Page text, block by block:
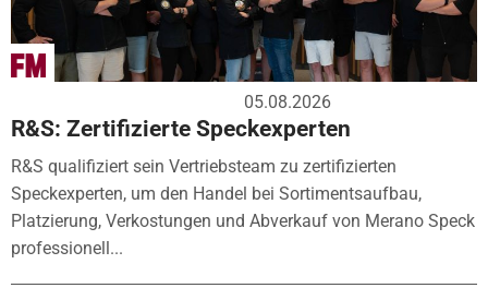
05.08.2026
R&S: Zertifizierte Speckexperten
R&S qualifiziert sein Vertriebsteam zu zertifizierten
Speckexperten, um den Handel bei Sortimentsaufbau,
Platzierung, Verkostungen und Abverkauf von Merano Speck
professionell...